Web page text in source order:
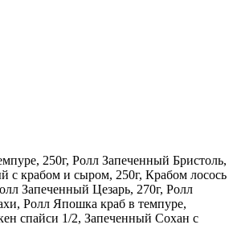
250г, Ролл Запеченный Бристоль,
с крабом и сыром, 250г, Крабом лосось
Запеченный Цезарь, 270г, Ролл
Ролл Япошка краб в темпуре,
спайси 1/2, Запеченный Сохан с